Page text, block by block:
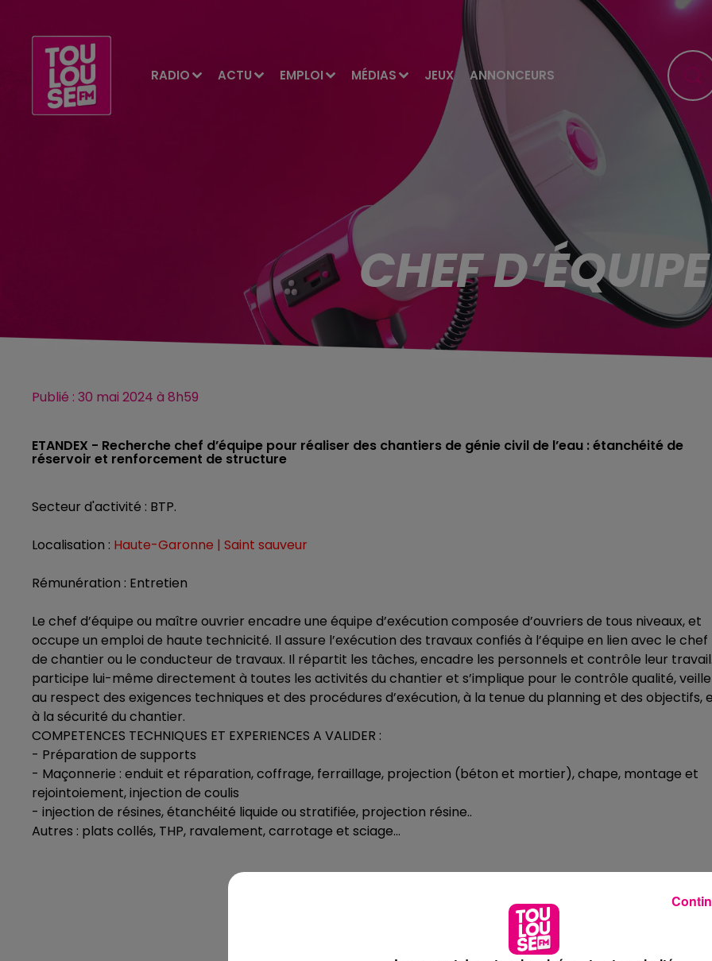
RADIO ACTU EMPLOI MÉDIAS JEUX ANNONCEURS
CHEF D’ÉQUIPE
Publié : 30 mai 2024 à 8h59
ETANDEX - Recherche chef d’équipe pour réaliser des chantiers de génie civil de l’eau : étanchéité de
réservoir et renforcement de structure
Secteur d'activité : BTP.
Localisation : Haute-Garonne | Saint sauveur
Rémunération : Entretien
Le chef d’équipe ou maître ouvrier encadre une équipe d’exécution composée d’ouvriers de tous niveaux, et
occupe un emploi de haute technicité. Il assure l’exécution des travaux confiés à l’équipe en lien avec le chef
de chantier ou le conducteur de travaux. Il répartit les tâches, encadre les personnels et contrôle leur
participe lui-même directement à toutes les activités du chantier et s’implique pour le contrôle qualité, veille
au respect des exigences techniques et des procédures d’exécution, à la tenue du planning et des objectifs,
à la sécurité du chantier.
COMPETENCES TECHNIQUES ET EXPERIENCES A VALIDER :
- Préparation de supports
- Maçonnerie : enduit et réparation, coffrage, ferraillage, projection (béton et mortier), chape, montage et
rejointoiement, injection de coulis
- injection de résines, étanchéité liquide ou stratifiée, projection résine..
Autres : plats collés, THP, ravalement, carrotage et sciage…
Postulez à l'offre : Chef d’équipe